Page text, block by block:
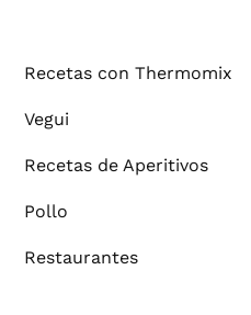
Recetas con Thermomix
Vegui
Recetas de Aperitivos
Pollo
Restaurantes